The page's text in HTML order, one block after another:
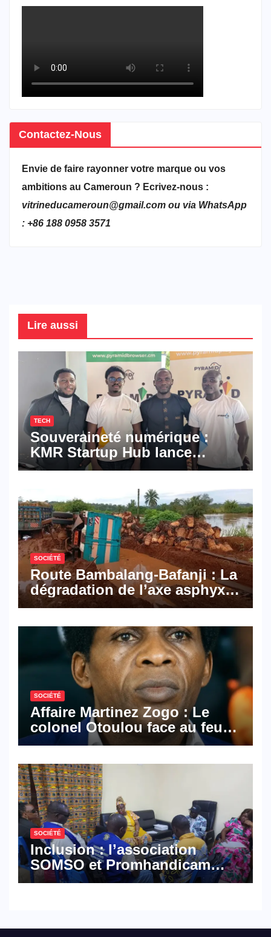
Contactez-Nous
Envie de faire rayonner votre marque ou vos
ambitions au Cameroun ? Ecrivez-nous :
vitrineducameroun@gmail.com ou via WhatsApp
: +86 188 0958 3571
Lire aussi
TECH
Souveraineté numérique :
KMR Startup Hub lance
Pyramid Browser et Pyramid
numériques made in
Cameroon
SOCIÉTÉ
Route Bambalang-Bafanji : La
dégradation de l’axe asphyxie
les activités économiques
SOCIÉTÉ
Affaire Martinez Zogo : Le
colonel Otoulou face au feu
croisé des avocats de la
SOCIÉTÉ
Inclusion : l’association
SOMSO et Promhandicam
militent en faveur d’une